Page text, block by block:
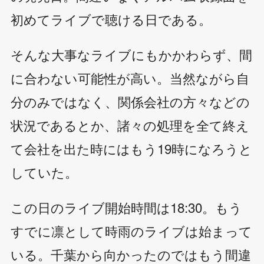
初めてライブで聴ける日である。
そんな大事なライブにもかかわらず、間
に合わない可能性が高い。当然ながら自
分のみではなく、関係会社の方々などの
状況であるとか、諸々の処理を全て終え
て会社を出た時にはもう19時になろうと
していた。
この日のライブ開始時間は18:30。もう
すでに凛として時雨のライブは始まって
いる。千葉から向かったのではもう間違